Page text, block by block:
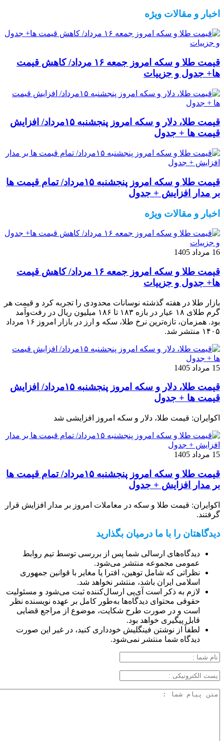
اخبار و مقالات ویژه
قیمت طلا و سکه امروز جمعه ۱۶ مرداد/ کاهش قیمت
ها+ جدول و جزییات
قیمت طلا، دلار و سکه امروز پنجشنبه ۱۵مرداد/ افزایش
قیمت ها + جدول
قیمت طلا و سکه امروز پنجشنبه ۱۵مرداد/ تمام قیمت ها
بر مدار افزایش + جدول
اخبار و مقالات ویژه
16 مرداد 1405
قیمت طلا و سکه امروز جمعه ۱۶ مرداد/ کاهش قیمت
ها+ جدول و جزییات
بازار طلا در هفته گذشته نوسانات محدودی را تجربه کرد و قیمت هر
گرم طلای ۱۸ عیار در بازه ۱۸۳ تا ۱۸۶ میلیون ریال در رفت‌وآمد
بود. همزمان، تازه‌ترین نرخ طلا، سکه و ارز در بازار امروز ۱۶ مرداد
۱۴۰۵ منتشر شد.
15 مرداد 1405
قیمت طلا، دلار و سکه امروز پنجشنبه ۱۵مرداد/ افزایش
قیمت ها + جدول
اکوایران: قیمت طلا، دلار و سکه امروز افزایشی شد
15 مرداد 1405
قیمت طلا و سکه امروز پنجشنبه ۱۵مرداد/ تمام قیمت ها
بر مدار افزایش + جدول
اکوایران: قیمت طلا و سکه در معاملات امروز بر مدار افزایش قرار
گرفتند.
دیدگاهتان را با ما درمیان بگذارید
دیدگاه‌های ارسالی شما پس از بررسی توسط تیم روابط
عمومی مجموعه منتشر می‌شود.
نظراتی که شامل توهین، افترا یا مغایر با قوانین جمهوری
اسلامی ایران باشد، منتشر نخواهد شد.
لازم به ذکر است آی‌پی ارسال‌کننده ثبت می‌شود و مسئولیت
حقوقی محتوای دیدگاه‌ها به‌طور کامل بر عهده نویسنده نظر
است و در صورت طرح شکایت، موضوع از مراجع قضایی
قابل پیگیری خواهد بود.
لطفاً از نوشتن فینگلیش خودداری کنید، در غیر این صورت
دیدگاه شما منتشر نمی‌شود.